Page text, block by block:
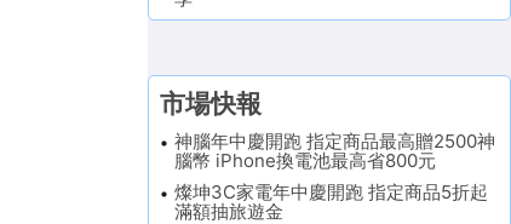
市場快報
神腦年中慶開跑 指定商品最高贈2500神
腦幣 iPhone換電池最高省800元
燦坤3C家電年中慶開跑 指定商品5折起
滿額抽旅遊金